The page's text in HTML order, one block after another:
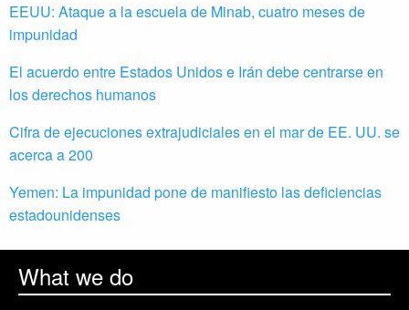
EEUU: Ataque a la escuela de Minab, cuatro meses de
impunidad
El acuerdo entre Estados Unidos e Irán debe centrarse en
los derechos humanos
Cifra de ejecuciones extrajudiciales en el mar de EE. UU. se
acerca a 200
Yemen: La impunidad pone de manifiesto las deficiencias
estadounidenses
What we do